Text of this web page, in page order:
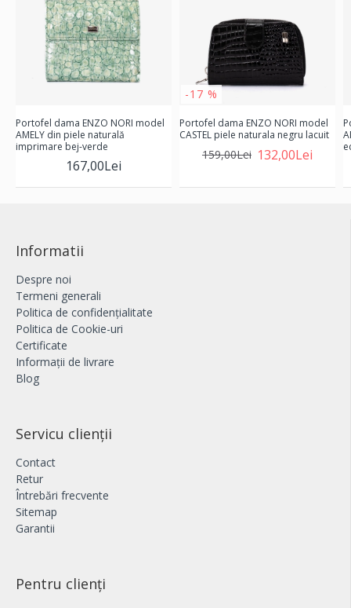
Portofel dama ENZO NORI model
AMELY din piele naturală
imprimare bej-verde
167,00Lei
-17 %
Portofel dama ENZO NORI model
CASTEL piele naturala negru lacuit
132,00Lei
159,00Lei
Informatii
Despre noi
Termeni generali
Politica de confidențialitate
Politica de Cookie-uri
Certificate
Informații de livrare
Blog
Servicu clienții
Contact
Retur
Întrebări frecvente
Sitemap
Garantii
Pentru clienți